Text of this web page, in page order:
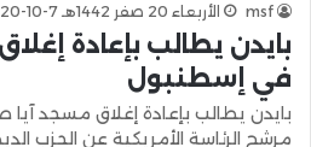
msf الأربعاء 20 صفر 1442هـ 7-10-2020م
بايدن يطالب بإعادة
في إسطنبول
بايدن يطالب بإعادة إغلاق مسجد
مرشح الرئاسة الأمريكية عن الحزب